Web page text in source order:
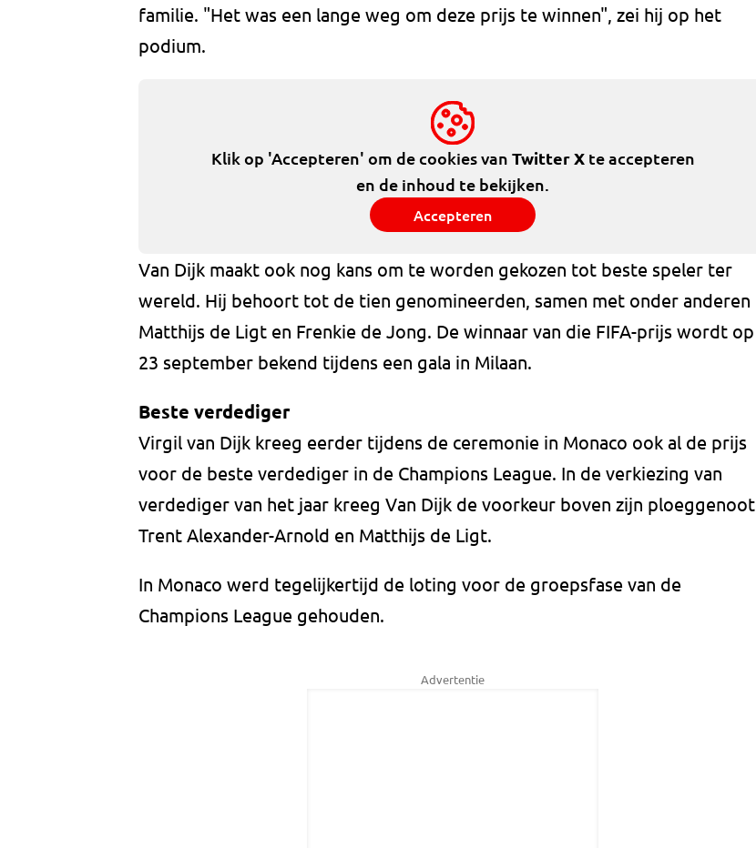
familie. "Het was een lange weg om deze prijs te winnen", zei hij op het
podium.
Klik op 'Accepteren' om de cookies van Twitter Xte accepteren
en de inhoud te bekijken.
Accepteren
Van Dijk maakt ook nog kans om te worden gekozen tot beste speler ter
wereld. Hij behoort tot de tien genomineerden, samen met onder anderen
Matthijs de Ligt en Frenkie de Jong. De winnaar van die FIFA-prijs wordt op
23 september bekend tijdens een gala in Milaan.
Beste verdediger
Virgil van Dijk kreeg eerder tijdens de ceremonie in Monaco ook al de prijs
voor de beste verdediger in de Champions League. In de verkiezing van
verdediger van het jaar kreeg Van Dijk de voorkeur boven zijn ploeggenoot
Trent Alexander-Arnold en Matthijs de Ligt.
In Monaco werd tegelijkertijd de loting voor de groepsfase van de
Champions League gehouden.
Advertentie